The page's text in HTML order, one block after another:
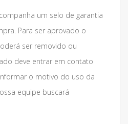
um selo de garantia
Para ser aprovado o
ser removido ou
deve entrar em contato
o motivo do uso da
equipe buscará